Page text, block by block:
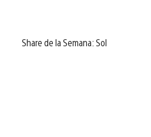
Share de la Semana: Sol